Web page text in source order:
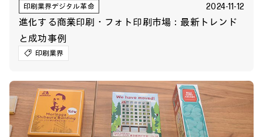
印刷業界デジタル革命 2024-11-12
進化する商業印刷・フォト印刷市場：最新トレンド
と成功事例
印刷業界